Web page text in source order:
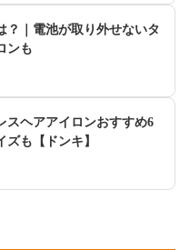
？｜電池が取り外せないタ
ンも
スヘアアイロンおすすめ6
も【ドンキ】